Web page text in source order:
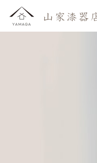
おしらせ
わたしたち
かいもの
よみもの